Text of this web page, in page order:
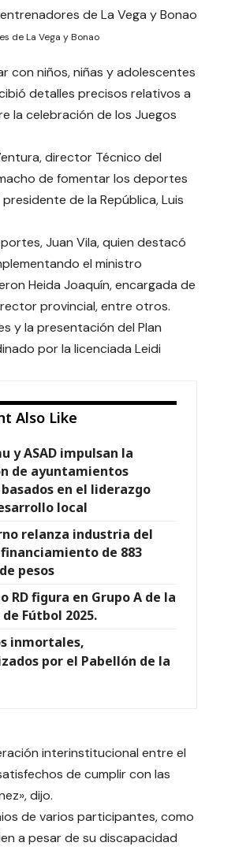
de La Vega y Bonao
con niños, niñas y adolescentes
detalles precisos relativos a
la celebración de los Juegos
director Técnico del
de fomentar los deportes
de la República, Luis
Juan Vila, quien destacó
el ministro
Heida Joaquín, encargada de
provincial, entre otros.
y la presentación del Plan
por la licenciada Leidi
Also Like
y ASAD impulsan la
de ayuntamientos
en el liderazgo
local
relanza industria del
de 883
pesos
RD figura en Grupo A de la
Fútbol 2025.
inmortales,
por el Pabellón de la
interinstitucional entre el
de cumplir con las
dijo.
de varios participantes, como
a pesar de su discapacidad